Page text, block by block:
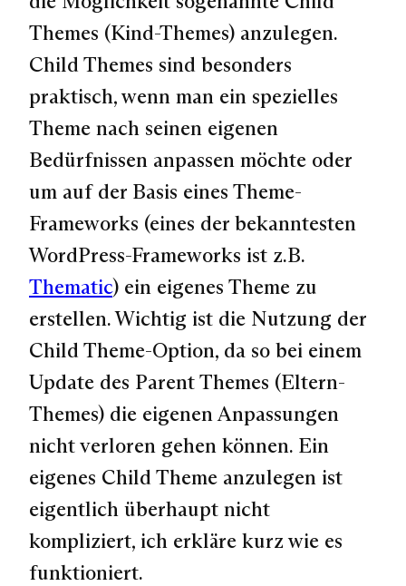
Themes (Kind-Themes) anzulegen.
Child Themes sind besonders
praktisch, wenn man ein spezielles
Theme nach seinen eigenen
Bedürfnissen anpassen möchte oder
um auf der Basis eines Theme-
Frameworks (eines der bekanntesten
WordPress-Frameworks ist z.B.
Thematic) ein eigenes Theme zu
erstellen. Wichtig ist die Nutzung der
Child Theme-Option, da so bei einem
Update des Parent Themes (Eltern-
Themes) die eigenen Anpassungen
nicht verloren gehen können. Ein
eigenes Child Theme anzulegen ist
eigentlich überhaupt nicht
kompliziert, ich erkläre kurz wie es
funktioniert.